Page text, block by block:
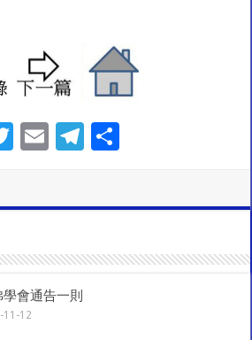
T
er
E
l
T
gr
a
e
會通告一則
11-12